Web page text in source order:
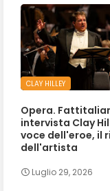
CLAY HILLEY
Opera.
intervista Clay
voce dell'eroe, il
dell'artista
Luglio 29, 2026